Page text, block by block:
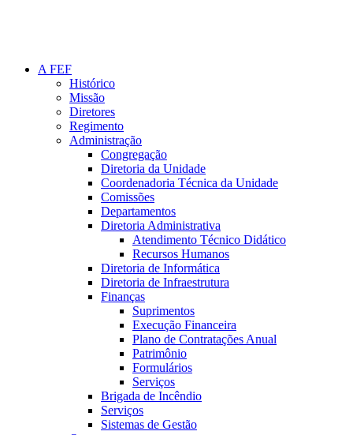
A FEF
Histórico
Missão
Diretores
Regimento
Administração
Congregação
Diretoria da Unidade
Coordenadoria Técnica da Unidade
Comissões
Departamentos
Diretoria Administrativa
Atendimento Técnico Didático
Recursos Humanos
Diretoria de Informática
Diretoria de Infraestrutura
Finanças
Suprimentos
Execução Financeira
Plano de Contratações Anual
Patrimônio
Formulários
Serviços
Brigada de Incêndio
Serviços
Sistemas de Gestão